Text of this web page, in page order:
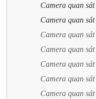
Camera quan
Camera quan
Camera quan
Camera quan
Camera quan
Camera quan
Camera quan